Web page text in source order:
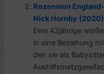
Rezension
Nick Hornby
Eine 42jährige
in eine Beziehung
den sie als